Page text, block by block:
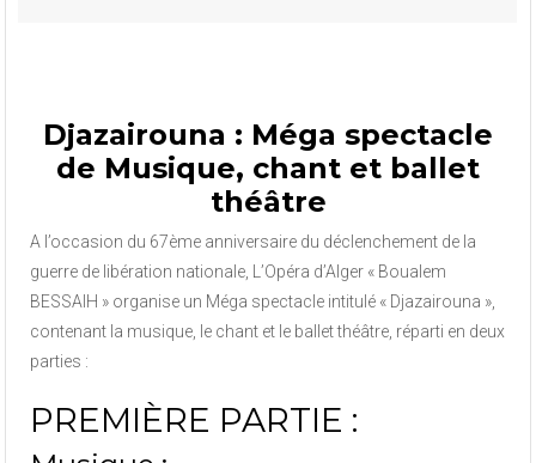
Djazairouna : Méga spectacle
de Musique, chant et ballet
théâtre
A l’occasion du 67ème anniversaire du déclenchement de la
guerre de libération nationale, L’Opéra d’Alger « Boualem
BESSAIH » organise un Méga spectacle intitulé « Djazairouna »,
contenant la musique, le chant et le ballet théâtre, réparti en deux
parties :
PREMIÈRE PARTIE :